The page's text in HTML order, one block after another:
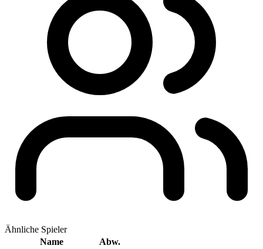
Ähnliche Spieler
Name
Abw.